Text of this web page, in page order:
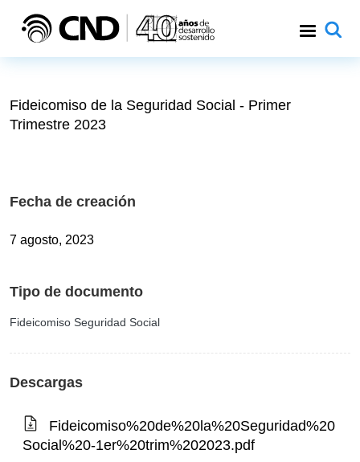
Fideicomiso de la Seguridad Social - Primer
Trimestre 2023
Fecha de creación
7 agosto, 2023
Tipo de documento
Fideicomiso Seguridad Social
Descargas
Fideicomiso%20de%20la%20Seguridad%20
Social%20-1er%20trim%202023.pdf